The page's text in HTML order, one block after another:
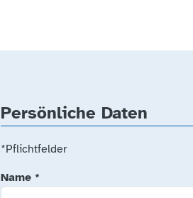
Persönliche Daten
*Pflichtfelder
Name *